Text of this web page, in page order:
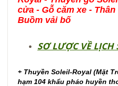
cửa - Gỗ căm xe -
Buồm vải bố
SƠ LƯỢC VỀ LỊCH
+ Thuyền Soleil-Royal (Mặt
hạm 104 khẩu pháo huyền